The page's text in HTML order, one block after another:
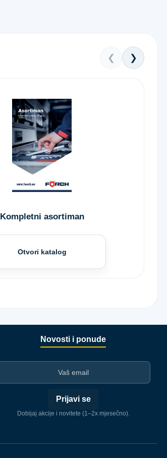
❮ ❯
Kompletni asortiman
Otvori katalog
Novosti i ponude
Prijavi se
Dobijaj akcije i novitete (1–2x mjesečno).